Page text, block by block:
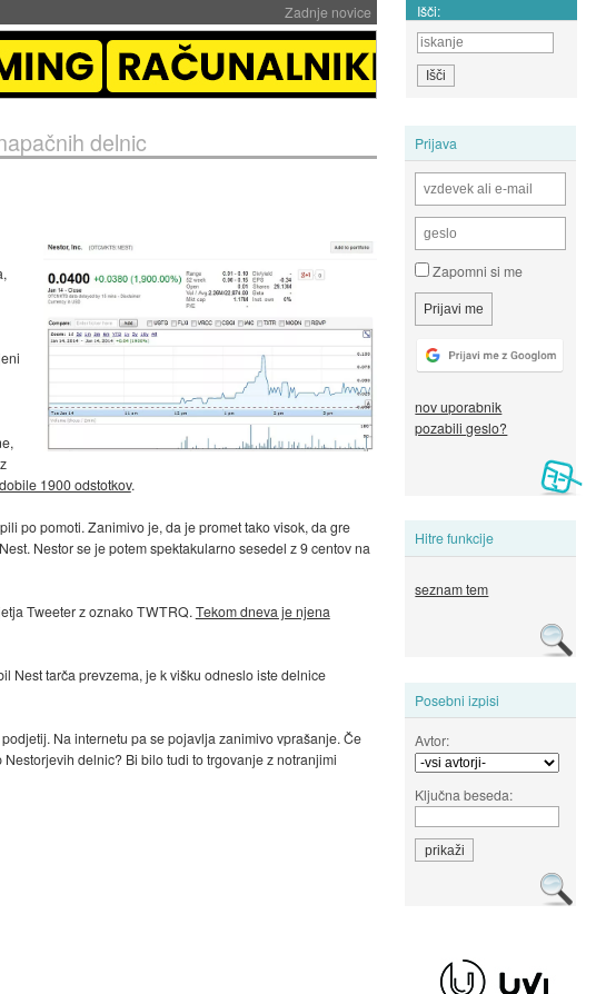
Zadnje novice Išči:
Prijava
Zapomni si me
nov uporabnik
pozabili geslo?
Hitre funkcije
seznam tem
Posebni izpisi
Avtor:
Ključna beseda:
delnic
1900 odstotkov.
po pomoti. Zanimivo je, da je promet tako visok, da gre
Nestor se je potem spektakularno sesedel z 9 centov na
Tweeter z oznako TWTRQ. Tekom dneva je njena
Nest tarča prevzema, je k višku odneslo iste delnice
Na internetu pa se pojavlja zanimivo vprašanje. Če
delnic? Bi bilo tudi to trgovanje z notranjimi